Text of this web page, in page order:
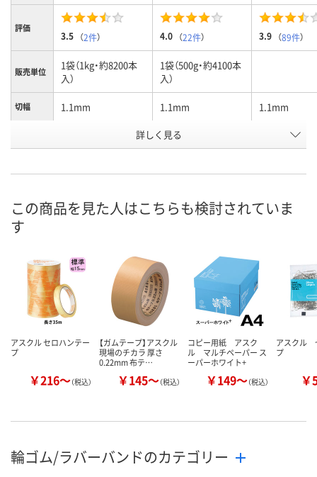
評価
3.5 （2件） 4.0 （22件） 3.9 （89件）
販売単位
1袋（1kg・約8200本
入）
1袋（500g・約4100本
入）
切幅 1.1mm 1.1mm 1.1mm
#14
号
お届け日
数量
カゴへ
数量
カゴへ
数量
カ
詳しく見る
この商品を見た人はこちらも検討されていま
す
アスクル セロハンテー
プ
￥216～（税込）
【ガムテープ】アスクル
現場のチカラ 厚さ
0.22mm 布テ…
￥145～（税込）
コピー用紙 アスク
ル マルチペーパー ス
ーパーホワイト+
￥149～（税込）
アスクル
プ
￥
輪ゴム/ラバーバンドのカテゴリー